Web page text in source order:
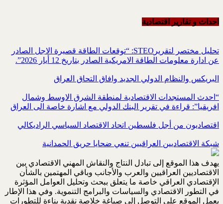
احداث و تقاریر اقتصادیة
تحليل مختصر لتقريرSTEO‏: “توقعات الطاقة قصيرة الاجل الصادر
عن ادارة معلومات الطاقة الامريكية ‏الصادر بتاريخ 12 أيار 2026”.‏
البريكس والنظام الدولي الجديد وافاق التحاق العراق
“احدث المستجدات الاقتصادية لمنطقة الشرق الاوسط وشمال
افريقيا”: قراءة في تقرير البنك الدولي مع اشارة خاصة الى العراق
اقتصاديون من أجل فلسطين اتحاد الاقتصاد السياسي الراديكالي
شبكة الاقتصاديين العراقيين تنعي ضحايا حريق الحمدانية
يهدف هذا الموقع إلى تبادل النتاج والنقاش المهني الاقتصادي بين
الاقتصاديين العراقيين والعرب والأجانب وباقي المهتمين بالشأن
الإقتصادي العراقي خاصة ما يتعلق ببحث وتحليل العوامل المؤثرة
في التطور الاقتصادي والسياسات والبرامج التنموية. وفي هذا الإطار
يعمل الموقع على التوصل إلى صياغة خلاصة نقدية بناءة للتطورات